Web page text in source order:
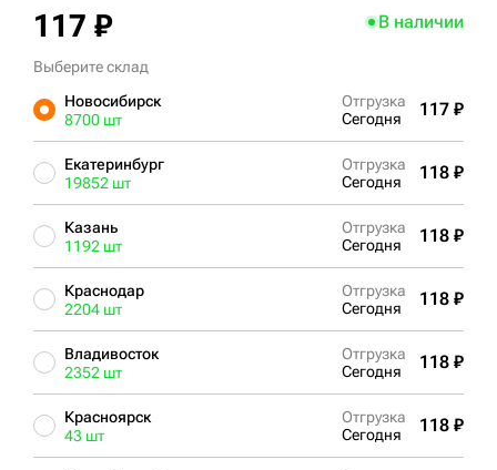
117 ₽ В наличии
Выберите склад
Новосибирск
8700 шт
Отгрузка
Сегодня
117 ₽
Екатеринбург
19852 шт
Отгрузка
Сегодня
118 ₽
Казань
1192 шт
Отгрузка
Сегодня
118 ₽
Краснодар
2204 шт
Отгрузка
Сегодня
118 ₽
Владивосток
2352 шт
Отгрузка
Сегодня
118 ₽
Красноярск
43 шт
Отгрузка
Сегодня
118 ₽